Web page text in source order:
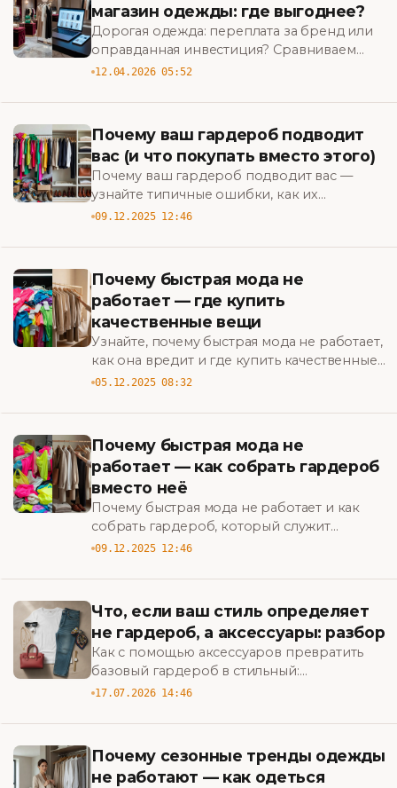
магазин одежды: где выгоднее?
Дорогая одежда: переплата за бренд или
оправданная инвестиция? Сравниваем
цены, сервис и ассортимент люксовых
где выгоднее совершать покупки.
12.04.2026 05:52
Почему ваш гардероб подводит
вас (и что покупать вместо этого)
Почему ваш гардероб подводит вас —
узнайте типичные ошибки, как их
исправить и что покупать вместо этого,
гардероб. BigBazar
09.12.2025 12:46
Почему быстрая мода не
работает — где купить
качественные вещи
Узнайте, почему быстрая мода не работает,
как она вредит и где купить качественные
вещи — практичные советы и
гардероба. BigBazar
05.12.2025 08:32
Почему быстрая мода не
работает — как собрать гардероб
вместо неё
Почему быстрая мода не работает и как
собрать гардероб, который служит
дольше: практические советы по стилю,
BigBazar
09.12.2025 12:46
Что, если ваш стиль определяет
не гардероб, а аксессуары: разбор
Как с помощью аксессуаров превратить
базовый гардероб в стильный:
практические советы и неочевидные
17.07.2026 14:46
Почему сезонные тренды одежды
не работают — как одеться